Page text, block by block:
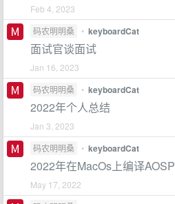
Feb 4, 2023
码农明明桑
• keyboardCat
面试官谈面试
Jan 16, 2023
码农明明桑
• keyboardCat
2022年个人总结
Jan 3, 2023
码农明明桑
• keyboardCat
2022年在MacOs上编译AOSP
May 17, 2022